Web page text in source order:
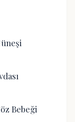
Bebeği